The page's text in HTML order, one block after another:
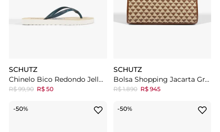
SCHUTZ
Chinelo Bico Redondo Jelly Azul
R$ 99,90 R$ 50
SCHUTZ
Bolsa Shopping Jacarta Grande Marrom
R$ 1.890 R$ 945
-50% -50%